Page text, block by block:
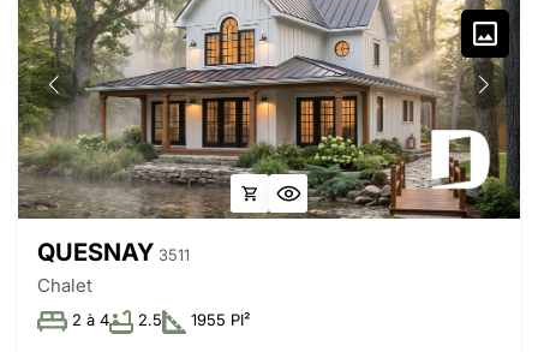
QUESNAY 3511
Chalet
2 à 4 2.5 1955 PI²